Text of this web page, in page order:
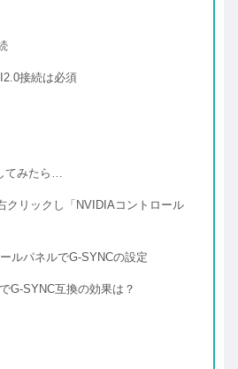
接続は必須
てみたら…
クリックし「NVIDIAコントロール
ルパネルでG-SYNCの設定
G-SYNC互換の効果は？